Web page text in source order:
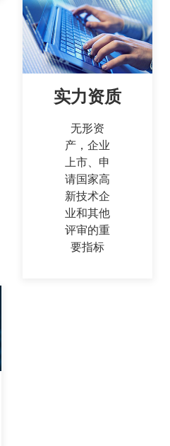
实力资质
无形资
产，企业
上市、申
请国家高
新技术企
业和其他
评审的重
要指标